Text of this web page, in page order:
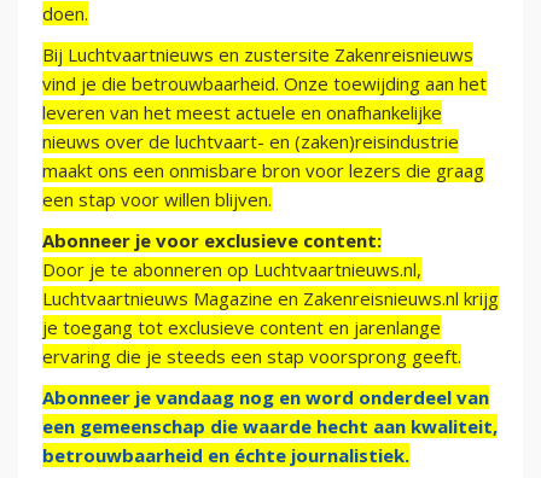
doen.
Bij Luchtvaartnieuws en zustersite Zakenreisnieuws
vind je die betrouwbaarheid. Onze toewijding aan het
leveren van het meest actuele en onafhankelijke
nieuws over de luchtvaart- en (zaken)reisindustrie
maakt ons een onmisbare bron voor lezers die graag
een stap voor willen blijven.
Abonneer je voor exclusieve content:
Door je te abonneren op Luchtvaartnieuws.nl,
Luchtvaartnieuws Magazine en Zakenreisnieuws.nl krijg
je toegang tot exclusieve content en jarenlange
ervaring die je steeds een stap voorsprong geeft.
Abonneer je vandaag nog en word onderdeel van
een gemeenschap die waarde hecht aan kwaliteit,
betrouwbaarheid en échte journalistiek.